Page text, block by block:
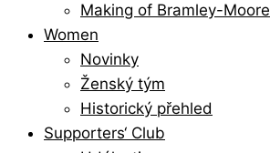
Making of Bramley-Moore
Women
Novinky
Ženský tým
Historický přehled
Supporters‘ Club